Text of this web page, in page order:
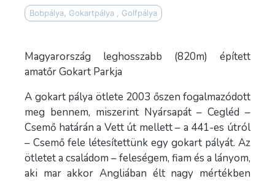
Bobpálya, Gokartpálya , Golfpálya
Magyarország leghosszabb (820m) épített
amatőr Gokart Parkja
A gokart pálya ötlete 2003 őszen fogalmazódott
meg bennem, miszerint Nyársapát – Cegléd –
Csemő határán a Vett út mellett – a 441-es útról
– Csemő fele létesítettünk egy gokart pályát. Az
ötletet a családom – feleségem, fiam és a lányom,
aki mar akkor Angliában élt nagy mértékben